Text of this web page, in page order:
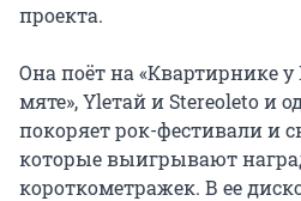
проекта.
Она поёт на «Квартирнике
мяте», Yleтай и Stereoleto и
покоряет рок-фестивали и
которые выигрывают
короткометражек. В ее